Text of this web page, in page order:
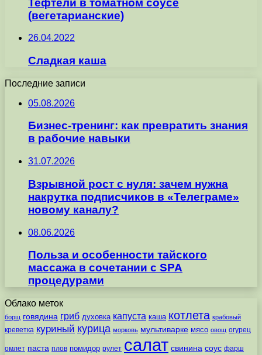
(вегетарианские)
26.04.2022
Сладкая каша
Последние записи
05.08.2026
Бизнес-тренинг: как превратить знания
в рабочие навыки
31.07.2026
Взрывной рост с нуля: зачем нужна
накрутка подписчиков в «Телеграме»
новому каналу?
08.06.2026
Польза и особенности тайского
массажа в сочетании с SPA
процедурами
Облако меток
борщ говядина гриб духовка капуста каша котлета крабовый
креветка куриный курица морковь мультиварке мясо овощ огурец
омлет паста плов помидор рулет салат свинина соус фарш